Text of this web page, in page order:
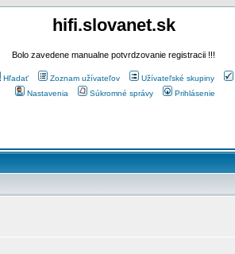
hifi.slovanet.sk
Bolo zavedene manualne potvrdzovanie registracii !!!
Hľadať Zoznam užívateľov Užívateľské skupiny
Nastavenia
Súkromné správy Prihlásenie